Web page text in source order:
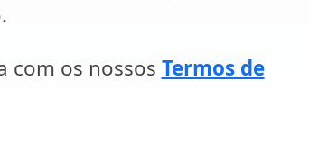
com os nossos Termos de